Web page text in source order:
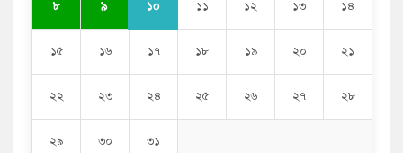
৮ ৯ ১০ ১১ ১২ ১৩ ১৪
১৫ ১৬ ১৭ ১৮ ১৯ ২০ ২১
২২ ২৩ ২৪ ২৫ ২৬ ২৭ ২৮
২৯ ৩০ ৩১